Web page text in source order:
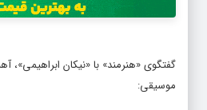
موسیقی: